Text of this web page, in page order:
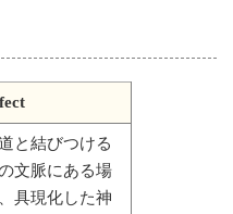
と結びつける
文脈にある場
具現化した神